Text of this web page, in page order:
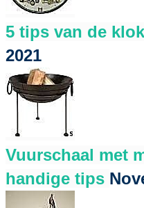
5 tips van de
2021
Vuurschaal met
handige tips